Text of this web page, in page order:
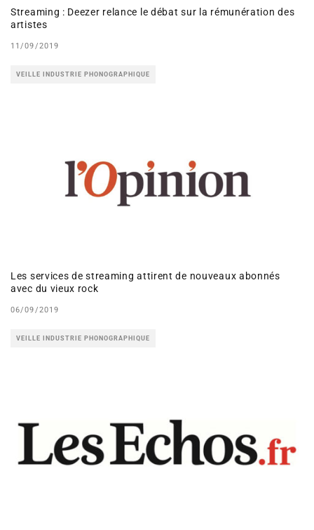
Streaming : Deezer relance le débat sur la rémunération des
artistes
11/09/2019
VEILLE INDUSTRIE PHONOGRAPHIQUE
Les services de streaming attirent de nouveaux abonnés
avec du vieux rock
06/09/2019
VEILLE INDUSTRIE PHONOGRAPHIQUE